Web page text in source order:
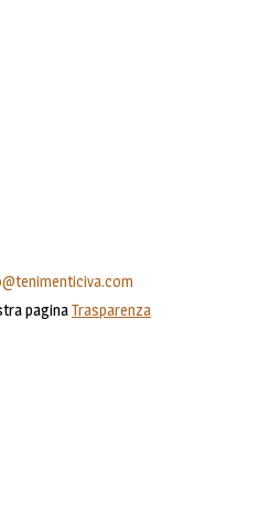
paginaTrasparenza